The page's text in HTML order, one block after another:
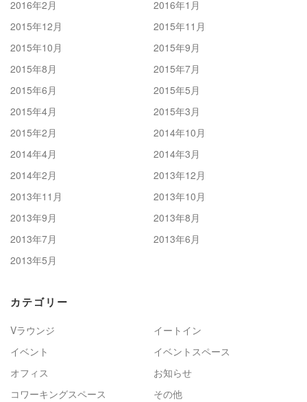
2016年2月
2016年1月
2015年12月
2015年11月
2015年10月
2015年9月
2015年8月
2015年7月
2015年6月
2015年5月
2015年4月
2015年3月
2015年2月
2014年10月
2014年4月
2014年3月
2014年2月
2013年12月
2013年11月
2013年10月
2013年9月
2013年8月
2013年7月
2013年6月
2013年5月
カテゴリー
Vラウンジ
イートイン
イベント
イベントスペース
オフィス
お知らせ
コワーキングスペース
その他